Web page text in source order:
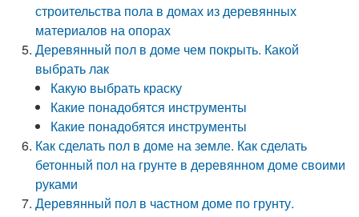
строительства пола в домах из деревянных
материалов на опорах
Деревянный пол в доме чем покрыть. Какой
выбрать лак
Какую выбрать краску
Какие понадобятся инструменты
Какие понадобятся инструменты
Как сделать пол в доме на земле. Как сделать
бетонный пол на грунте в деревянном доме своими
руками
Деревянный пол в частном доме по грунту.